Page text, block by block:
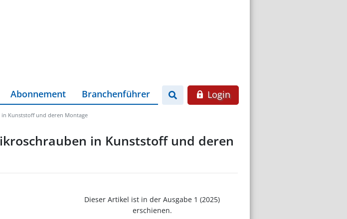
Abonnement Branchenführer Login
Kunststoff und deren Montage
in Kunststoff und deren
Dieser Artikel ist in der Ausgabe 1 (2025)
erschienen.